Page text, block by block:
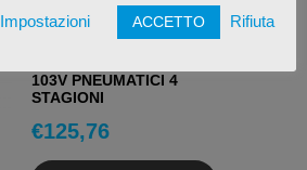
BFGOODRICH
103V PNEUMATICI 4
STAGIONI
€125,76
Impostazioni ACCETTO Rifiuta